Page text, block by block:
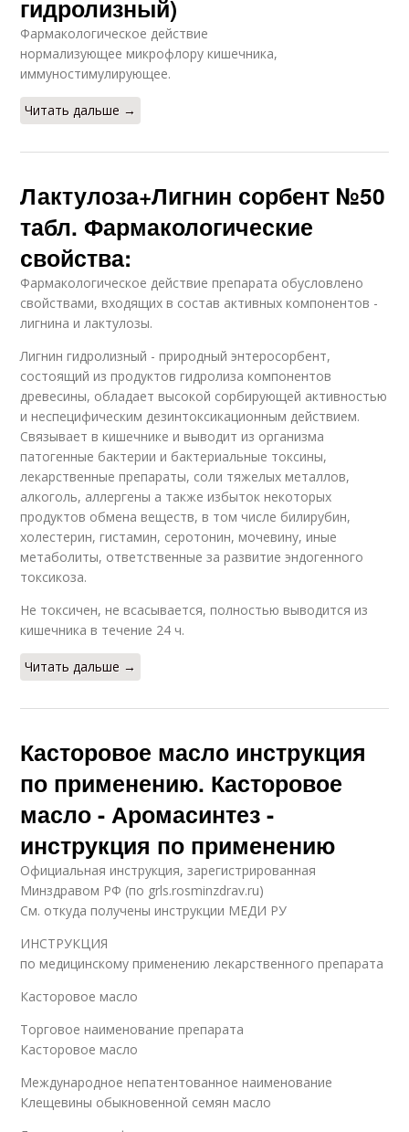
гидролизный)
Фармакологическое действие
нормализующее микрофлору кишечника,
иммуностимулирующее.
Читать дальше →
Лактулоза+Лигнин сорбент №50
табл. Фармакологические
свойства:
Фармакологическое действие препарата обусловлено
свойствами, входящих в состав активных компонентов -
лигнина и лактулозы.
Лигнин гидролизный - природный энтеросорбент,
состоящий из продуктов гидролиза компонентов
древесины, обладает высокой сорбирующей активностью
и неспецифическим дезинтоксикационным действием.
Связывает в кишечнике и выводит из организма
патогенные бактерии и бактериальные токсины,
лекарственные препараты, соли тяжелых металлов,
алкоголь, аллергены а также избыток некоторых
продуктов обмена веществ, в том числе билирубин,
холестерин, гистамин, серотонин, мочевину, иные
метаболиты, ответственные за развитие эндогенного
токсикоза.
Не токсичен, не всасывается, полностью выводится из
кишечника в течение 24 ч.
Читать дальше →
Касторовое масло инструкция
по применению. Касторовое
масло - Аромасинтез -
инструкция по применению
Официальная инструкция, зарегистрированная
Минздравом РФ (по grls.rosminzdrav.ru)
См. откуда получены инструкции МЕДИ РУ
ИНСТРУКЦИЯ
по медицинскому применению лекарственного препарата
Касторовое масло
Торговое наименование препарата
Касторовое масло
Международное непатентованное наименование
Клещевины обыкновенной семян масло